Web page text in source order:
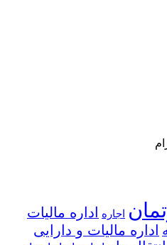
اجاره
اداره مالیات
اداره مالیات و دارایی